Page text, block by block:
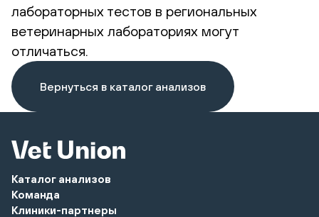
лабораторных тестов в региональных
ветеринарных лабораториях могут
отличаться.
Вернуться в каталог анализов
Каталог анализов
Команда
Клиники-партнеры